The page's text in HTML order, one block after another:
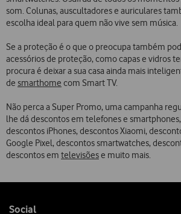
som. Colunas, auscultadores e auriculares
escolha ideal para quem não vive sem música.
Se a proteção é o que o preocupa também
acessórios de proteção, como capas e vidros
procura é deixar a sua casa ainda mais
de smarthome com Smart TV.
Não perca a Super Promo, uma campanha
lhe dá descontos em telefones e
descontos iPhones, descontos Xiaomi,
Google Pixel, descontos smartwatches,
descontos em televisõese muito mais.
Follow
Social